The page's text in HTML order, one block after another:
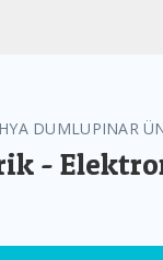
DUMLUPINAR
-